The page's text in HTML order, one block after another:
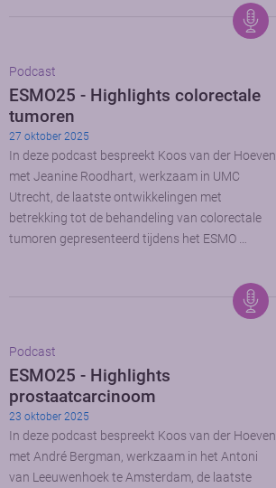
Podcast
ESMO25 - Highlights colorectale
tumoren
27 oktober 2025
In deze podcast bespreekt Koos van der Hoeven
met Jeanine Roodhart, werkzaam in UMC
Utrecht, de laatste ontwikkelingen met
betrekking tot de behandeling van colorectale
tumoren gepresenteerd tijdens het ESMO …
Podcast
ESMO25 - Highlights
prostaatcarcinoom
23 oktober 2025
In deze podcast bespreekt Koos van der Hoeven
met André Bergman, werkzaam in het Antoni
van Leeuwenhoek te Amsterdam, de laatste